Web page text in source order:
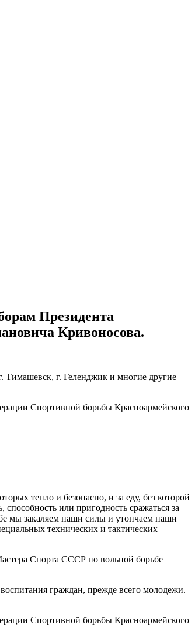
Президента
Кривоносова.
Тимашевск, г. Геленджик и многие другие
Спортивной борьбы Красноармейского
тепло и безопасно, и за еду, без которой
или пригодность сражаться за
мы закаляем наши силы и утончаем наши
технических и тактических
Спорта СССР по вольной борьбе
граждан, прежде всего молодежи.
Спортивной борьбы Красноармейского